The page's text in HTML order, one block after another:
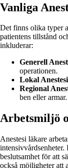
Vanliga
Det finns olika typer
patientens tillstånd
inkluderar:
Generell
operationen.
Lokal
Regional
ben eller armar.
Arbetsmiljö
Anestesi läkare
intensivvårdsenheter.
beslutsamhet för att
också möjligheter att